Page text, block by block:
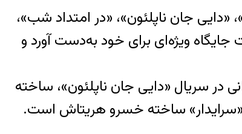
جان ناپلئون»، «در امتداد شب»،
«جنگ ستارگان ـ قسمت نهم» و «۷ مرد ارتشی» توانست جایگاه ویژه‌ای برای خود به‌دست آورد و
در سریال «دایی جان ناپلئون»، ساخته
«سرایدار» ساخته خسرو هریتاش است.